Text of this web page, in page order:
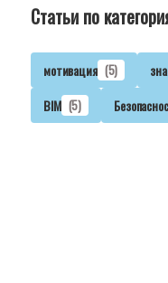
Статьи по
мотивация (5)
BIM (5)